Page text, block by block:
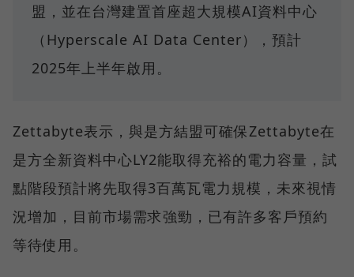
盟，並在台灣建置首座超大規模AI資料中心
（Hyperscale AI Data Center），預計
2025年上半年啟用。
Zettabyte表示，與是方結盟可確保Zettabyte在
是方全新資料中心LY2能取得充裕的電力容量，試
點階段預計將先取得3百萬瓦電力規模，未來視情
況增加，目前市場需求強勁，已有許多客戶預約
等待使用。